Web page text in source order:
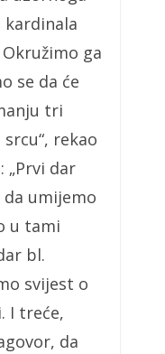
kardinala
ga
se da će
tri
rekao
„Prvi dar
umijemo
u tami
bl.
svijest o
I treće,
da